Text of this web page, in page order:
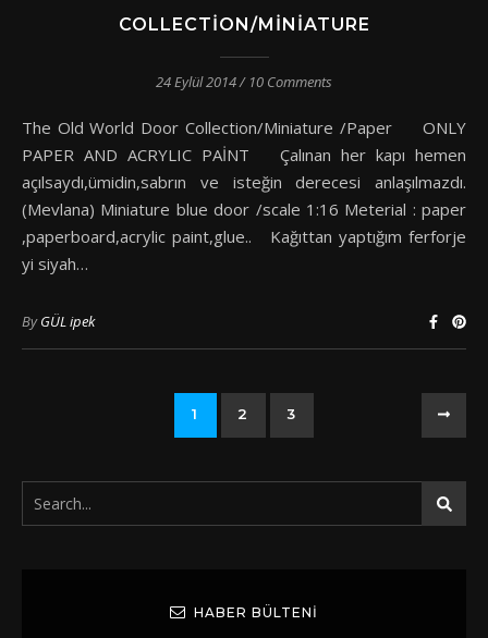
COLLECTION/MINIATURE
24 Eylül 2014/ 10 Comments
The Old World Door Collection/Miniature /Paper ONLY
PAPER AND ACRYLIC PAİNT Çalınan her kapı hemen
açılsaydı,ümidin,sabrın ve isteğin derecesi anlaşılmazdı.
(Mevlana) Miniature blue door /scale 1:16 Meterial : paper
,paperboard,acrylic paint,glue.. Kağıttan yaptığım ferforje
yi siyah…
ByGÜL ipek
1 2 3
HABER BÜLTENI